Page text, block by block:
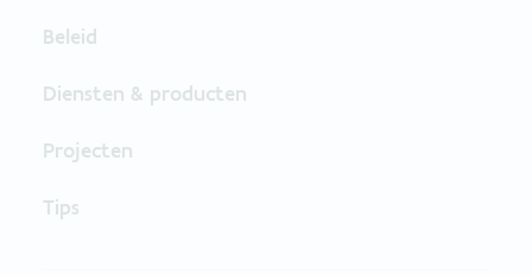
Beleid
Diensten & producten
Projecten
Tips